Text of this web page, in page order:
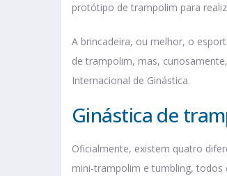
protótipo de trampolim para
A brincadeira, ou melhor, o
de trampolim, mas,
Internacional de Ginástica.
Ginástica de
Oficialmente, existem quatro
mini-trampolim e tumbling, todos